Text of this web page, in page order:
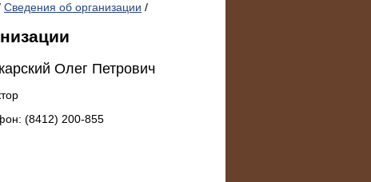
Сведения об организации /
Олег Петрович
(8412) 200-855